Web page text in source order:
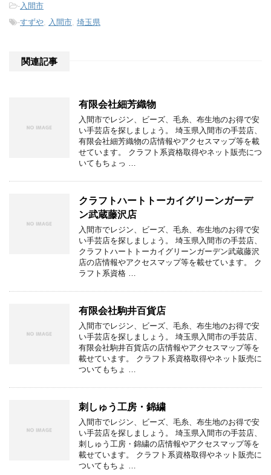
- 入間市
-すずや 入間市 埼玉県
関連記事
有限会社細芳織物
入間市でレジン、ビーズ、毛糸、布生地のお得で安
い手芸店を探しましょう。 埼玉県入間市の手芸店、
有限会社細芳織物の店情報やアクセスマップ等を載
せています。 クラフト系資格取得やネット販売につ
いてもちょっ …
クラフトハートトーカイグリーンガーデ
ン武蔵藤沢店
入間市でレジン、ビーズ、毛糸、布生地のお得で安
い手芸店を探しましょう。 埼玉県入間市の手芸店、
クラフトハートトーカイグリーンガーデン武蔵藤沢
店の店情報やアクセスマップ等を載せています。 ク
ラフト系資格 …
有限会社駒井百貨店
入間市でレジン、ビーズ、毛糸、布生地のお得で安
い手芸店を探しましょう。 埼玉県入間市の手芸店、
有限会社駒井百貨店の店情報やアクセスマップ等を
載せています。 クラフト系資格取得やネット販売に
ついてもちょ …
刺しゅう工房・錦繍
入間市でレジン、ビーズ、毛糸、布生地のお得で安
い手芸店を探しましょう。 埼玉県入間市の手芸店、
刺しゅう工房・錦繍の店情報やアクセスマップ等を
載せています。 クラフト系資格取得やネット販売に
ついてもちょ …